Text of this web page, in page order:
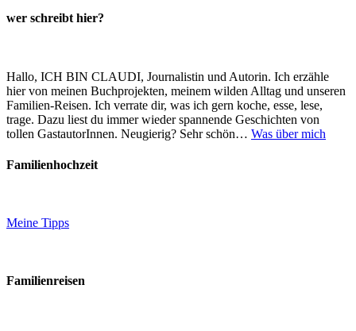
wer schreibt hier?
Hallo, ICH BIN CLAUDI, Journalistin und Autorin. Ich erzähle
hier von meinen Buchprojekten, meinem wilden Alltag und unseren
Familien-Reisen. Ich verrate dir, was ich gern koche, esse, lese,
trage. Dazu liest du immer wieder spannende Geschichten von
tollen GastautorInnen. Neugierig? Sehr schön… Was über mich
Familienhochzeit
Meine Tipps
Familienreisen